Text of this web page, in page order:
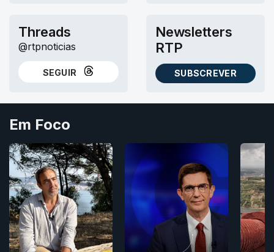
Threads
@rtpnoticias
SEGUIR
NO THREADS
Newsletters
RTP
SUBSCREVER
AS NEWSLETTERS RTP
Em Foco